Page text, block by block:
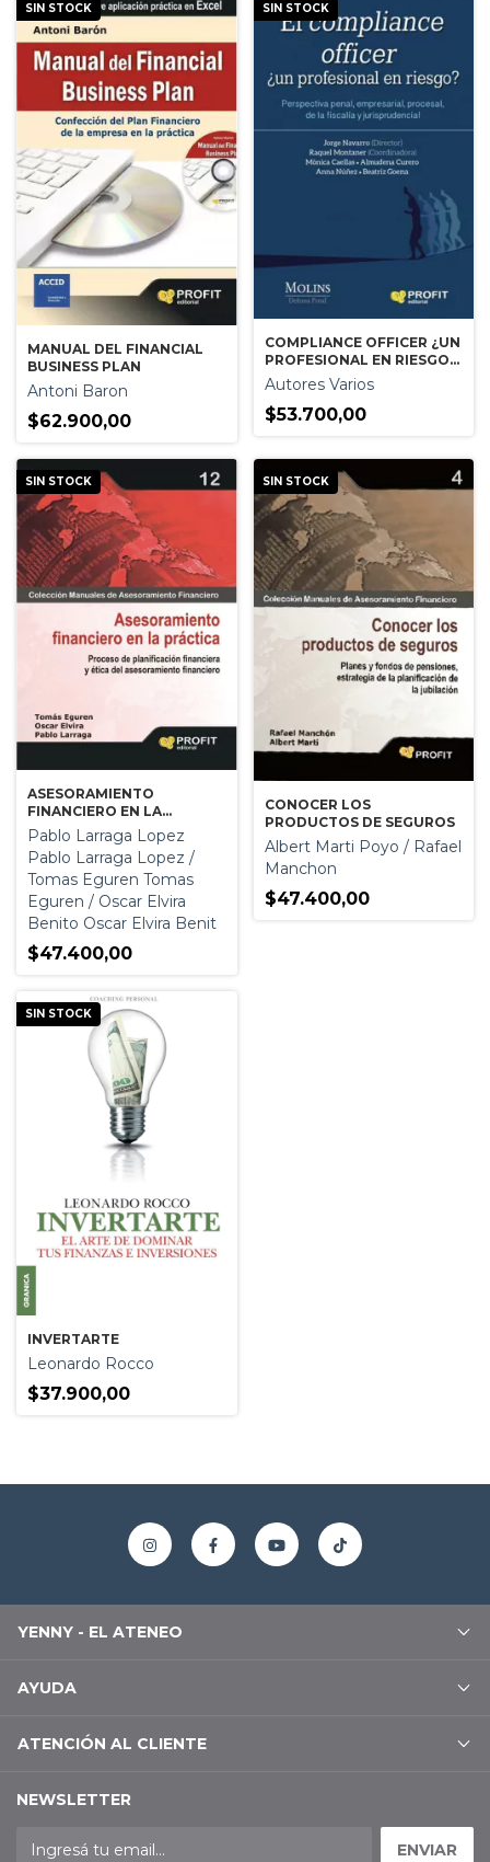
SIN STOCK
MANUAL DEL FINANCIAL
BUSINESS PLAN
Antoni Baron
$62.900,00
SIN STOCK
COMPLIANCE OFFICER ¿UN
PROFESIONAL EN RIESGO?
EL
Autores Varios
$53.700,00
SIN STOCK
ASESORAMIENTO
FINANCIERO EN LA
PRACTICA
Pablo Larraga Lopez
Pablo Larraga Lopez /
Tomas Eguren Tomas
Eguren / Oscar Elvira
Benito Oscar Elvira Benit
$47.400,00
SIN STOCK
CONOCER LOS
PRODUCTOS DE SEGUROS
Albert Marti Poyo / Rafael
Manchon
$47.400,00
SIN STOCK
INVERTARTE
Leonardo Rocco
$37.900,00
YENNY - EL ATENEO
AYUDA
ATENCIÓN AL CLIENTE
NEWSLETTER